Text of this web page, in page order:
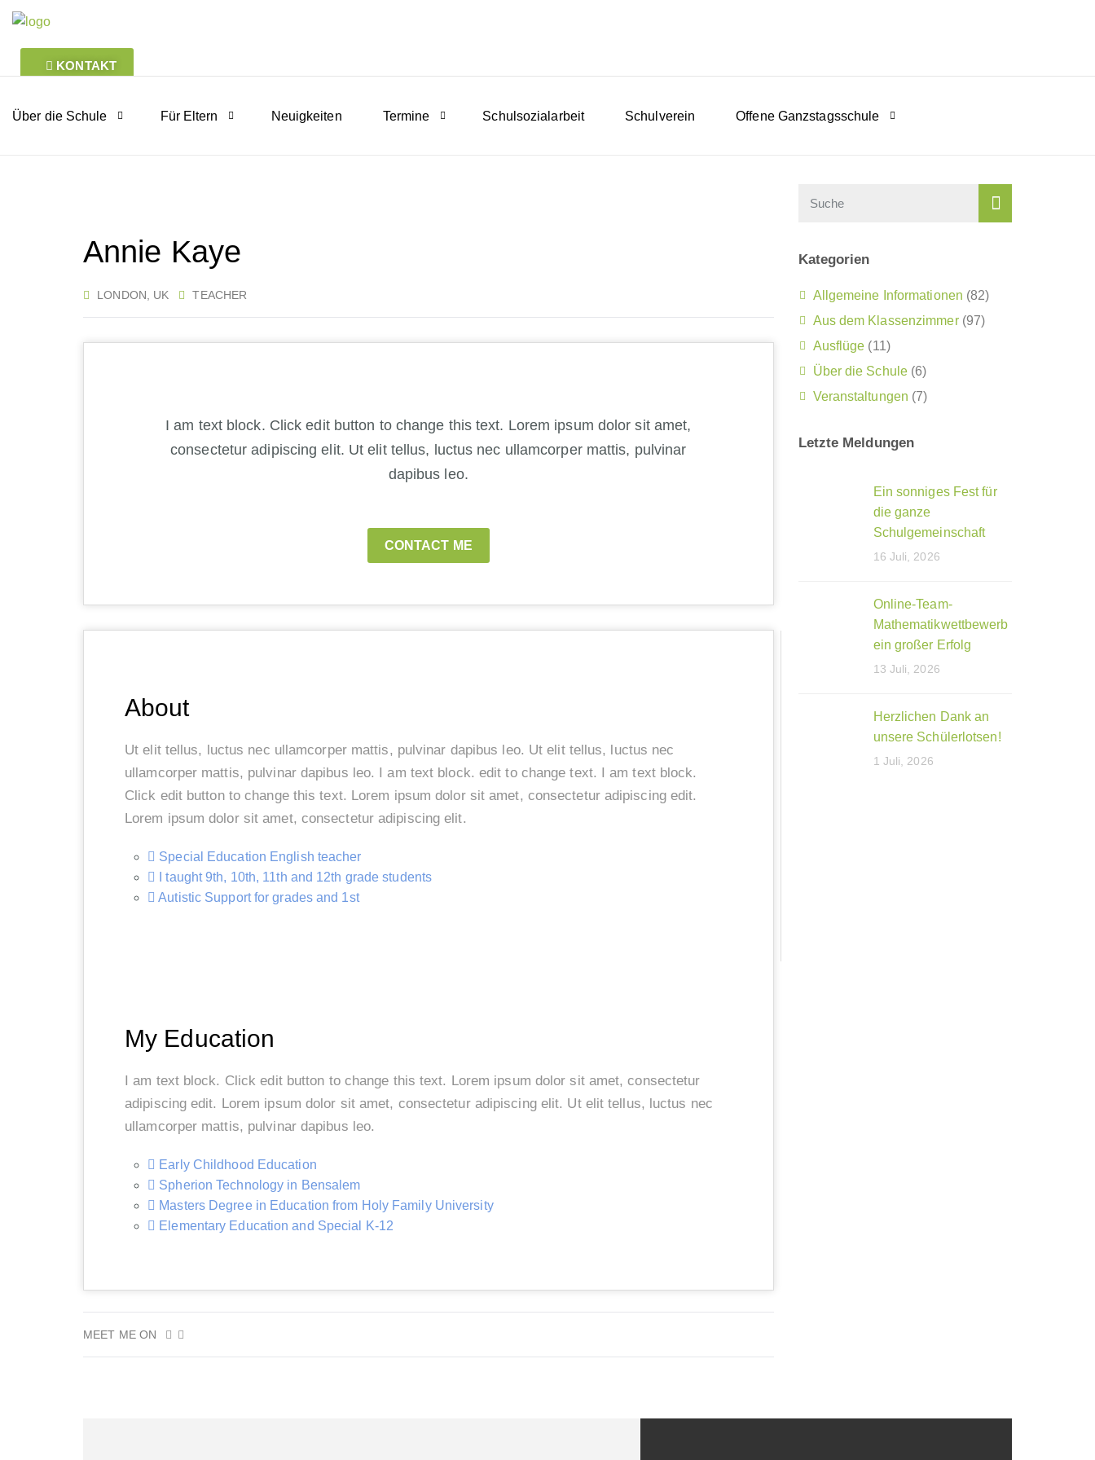
KONTAKT
Über die Schule Für Eltern Neuigkeiten Termine Schulsozialarbeit Schulverein Offene Ganzstagsschule
Annie Kaye
LONDON, UK TEACHER
I am text block. Click edit button to change this text. Lorem ipsum dolor sit amet,
consectetur adipiscing elit. Ut elit tellus, luctus nec ullamcorper mattis, pulvinar
dapibus leo.
CONTACT ME
About
Ut elit tellus, luctus nec ullamcorper mattis, pulvinar dapibus leo. Ut elit tellus, luctus nec
ullamcorper mattis, pulvinar dapibus leo. I am text block. edit to change text. I am text block.
Click edit button to change this text. Lorem ipsum dolor sit amet, consectetur adipiscing edit.
Lorem ipsum dolor sit amet, consectetur adipiscing elit.
Special Education English teacher
I taught 9th, 10th, 11th and 12th grade students
Autistic Support for grades and 1st
My Education
I am text block. Click edit button to change this text. Lorem ipsum dolor sit amet, consectetur
adipiscing edit. Lorem ipsum dolor sit amet, consectetur adipiscing elit. Ut elit tellus, luctus nec
ullamcorper mattis, pulvinar dapibus leo.
Early Childhood Education
Spherion Technology in Bensalem
Masters Degree in Education from Holy Family University
Elementary Education and Special K-12
MEET ME ON
Kategorien
Allgemeine Informationen (82)
Aus dem Klassenzimmer(97)
Ausflüge (11)
Über die Schule (6)
Veranstaltungen (7)
Letzte Meldungen
Ein sonniges Fest für
die ganze
Schulgemeinschaft
16 Juli, 2026
Online-Team-
Mathematikwettbewerb
ein großer Erfolg
13 Juli, 2026
Herzlichen Dank an
unsere Schülerlotsen!
1 Juli, 2026